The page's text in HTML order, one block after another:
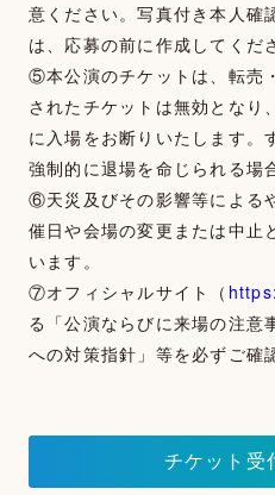
意ください。写真付き本人確
は、応募の前に作成してくだ
⑤本公演のチケットは、転売
されたチケットは無効となり
に入場をお断りいたします。
強制的に退場を命じられる場
⑥天災及びその影響等による
催日や会場の変更または中止
います。
⑦オフィシャルサイト（
る「公演ならびに来場の注意
への対策指針」等を必ずご確
チケット受